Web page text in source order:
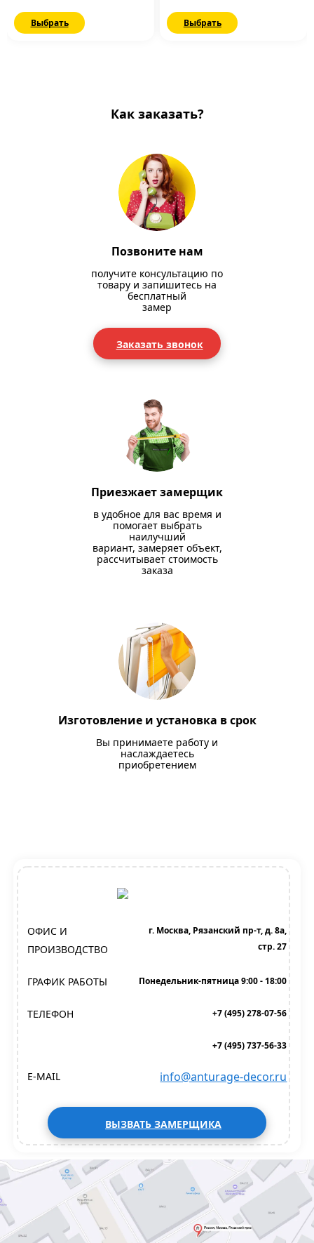
Выбрать Выбрать
Как заказать?
Позвоните нам
получите консультацию по
товару и запишитесь на
бесплатный
замер
Заказать звонок
Приезжает замерщик
в удобное для вас время и
помогает выбрать
наилучший
вариант, замеряет объект,
рассчитывает стоимость
заказа
Изготовление и установка в срок
Вы принимаете работу и
наслаждаетесь
приобретением
ОФИС И
ПРОИЗВОДСТВО
г. Москва, Рязанский пр-т, д. 8а,
стр. 27
ГРАФИК РАБОТЫ Понедельник-пятница 9:00 - 18:00
ТЕЛЕФОН +7 (495) 278-07-56
+7 (495) 737-56-33
E-MAIL info@anturage-decor.ru
ВЫЗВАТЬ ЗАМЕРЩИКА